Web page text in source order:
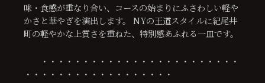
味・食感が重なり合い、コースの始まりにふさわしい軽や
かさと華やぎを演出します。 NYの王道スタイルに紀尾井
町の軽やかな上質さを重ねた、特別感あふれる一皿です。
・・・・・・・・・・・・・・・・・・・・・・・・
・・・・・・・・・・・・・・・・・・